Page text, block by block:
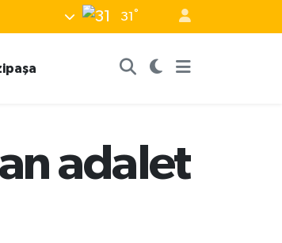
31 °
adalet